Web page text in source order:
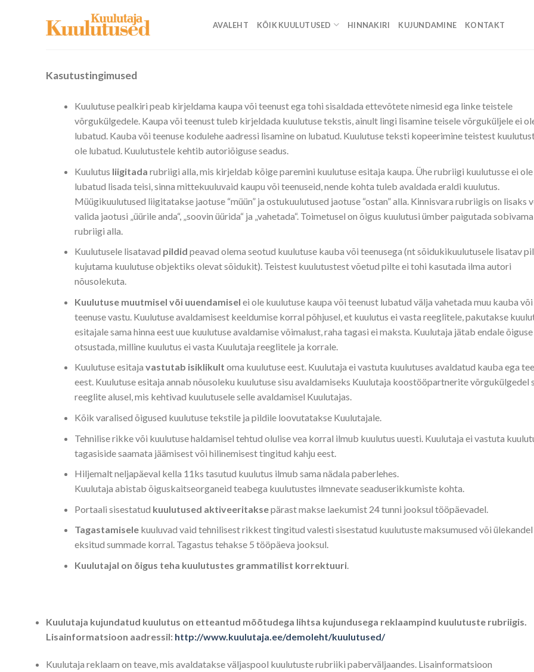
AVALEHT KÕIK KUULUTUSED HINNAKIRI KUJUNDAMINE KONTAKT
Kasutustingimused
Kuulutuse pealkiri peab kirjeldama kaupa või teenust ega tohi sisaldada ettevõtete nimesid ega linke teistele
võrgukülgedele. Kaupa või teenust tuleb kirjeldada kuulutuse tekstis, ainult lingi lisamine teisele võrguküljele ei
lubatud. Kauba või teenuse kodulehe aadressi lisamine on lubatud. Kuulutuse teksti kopeerimine teistest
ole lubatud. Kuulutustele kehtib autoriõiguse seadus.
Kuulutus liigitada rubriigi alla, mis kirjeldab kõige paremini kuulutuse esitaja kaupa. Ühe rubriigi kuulutusse ei ole
lubatud lisada teisi, sinna mittekuuluvaid kaupu või teenuseid, nende kohta tuleb avaldada eraldi kuulutus.
Müügikuulutused liigitatakse jaotuse “müün” ja ostukuulutused jaotuse “ostan” alla. Kinnisvara rubriigis on lisaks
valida jaotusi „üürile anda“, „soovin üürida“ ja „vahetada“. Toimetusel on õigus kuulutusi ümber paigutada sobivama
rubriigi alla.
Kuulutusele lisatavad pildid peavad olema seotud kuulutuse kauba või teenusega (nt sõidukikuulutusele lisatav
kujutama kuulutuse objektiks olevat sõidukit). Teistest kuulutustest võetud pilte ei tohi kasutada ilma autori
nõusolekuta.
Kuulutuse muutmisel või uuendamisel ei ole kuulutuse kaupa või teenust lubatud välja vahetada muu kauba või
teenuse vastu. Kuulutuse avaldamisest keeldumise korral põhjusel, et kuulutus ei vasta reeglitele, pakutakse
esitajale sama hinna eest uue kuulutuse avaldamise võimalust, raha tagasi ei maksta. Kuulutaja jätab endale õiguse
otsustada, milline kuulutus ei vasta Kuulutaja reeglitele ja korrale.
Kuulutuse esitaja vastutab isiklikult oma kuulutuse eest. Kuulutaja ei vastuta kuulutuses avaldatud kauba ega
eest. Kuulutuse esitaja annab nõusoleku kuulutuse sisu avaldamiseks Kuulutaja koostööpartnerite võrgukülgedel
reeglite alusel, mis kehtivad kuulutusele selle avaldamisel Kuulutajas.
Kõik varalised õigused kuulutuse tekstile ja pildile loovutatakse Kuulutajale.
Tehnilise rikke või kuulutuse haldamisel tehtud olulise vea korral ilmub kuulutus uuesti. Kuulutaja ei vastuta
tagasiside saamata jäämisest või hilinemisest tingitud kahju eest.
Hiljemalt neljapäeval kella 11ks tasutud kuulutus ilmub sama nädala paberlehes.
Kuulutaja abistab õiguskaitseorganeid teabega kuulutustes ilmnevate seaduserikkumiste kohta.
Portaali sisestatud kuulutused aktiveeritaksepärast makse laekumist 24 tunni jooksul tööpäevadel.
Tagastamisele kuuluvad vaid tehnilisest rikkest tingitud valesti sisestatud kuulutuste maksumused või ülekandel
eksitud summade korral. Tagastus tehakse 5 tööpäeva jooksul.
Kuulutajal on õigus teha kuulutustes grammatilist korrektuuri.
Kuulutaja kujundatud kuulutus on etteantud mõõtudega lihtsa kujundusega reklaampind kuulutuste rubriigis.
Lisainformatsioon aadressil: http://www.kuulutaja.ee/demoleht/kuulutused/
Kuulutaja reklaam on teave, mis avaldatakse väljaspool kuulutuste rubriiki paberväljaandes. Lisainformatsioon